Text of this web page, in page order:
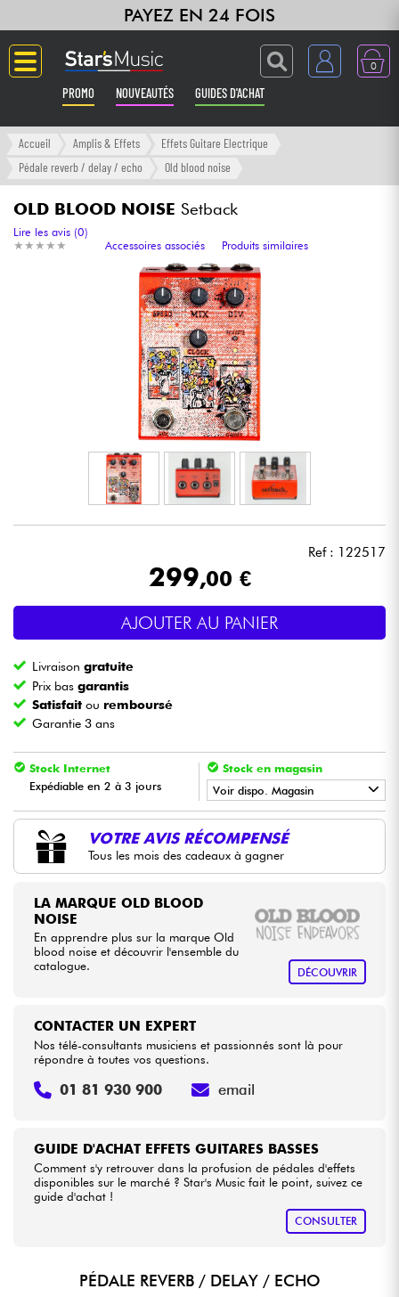
PAYEZ EN 24 FOIS
0
PROMO NOUVEAUTÉS GUIDES D'ACHAT
Langue
Amplis & Effets
Claviers & Pianos
Synthés & Sampleurs
Micros & HF
Eclairage
Vents
Eveil Musical
Câbles & Access.
Packs
Accueil Amplis & Effets
Effets Guitare Electrique
Pédale reverb / delay / echo
Old blood noise
OLD BLOOD NOISE Setback
★ ★ ★ ★ ★
★ ★ ★ ★ ★
Lire les avis (0)
Accessoires associés
Produits similaires
Ref : 122517
299,00 €
AJOUTER AU PANIER
Livraisongratuite
Prix basgarantis
Satisfait ou remboursé
Garantie 3 ans
Stock Internet
Expédiable en 2 à 3 jours
Stock en magasin
Voir dispo. Magasin
•
VOTRE AVIS RÉCOMPENSÉ
Tous les mois des cadeaux à gagner
LA MARQUE OLD BLOOD
NOISE
En apprendre plus sur la marque Old
blood noise et découvrir l'ensemble du
catalogue.
DÉCOUVRIR
GUIDE D'ACHAT EFFETS GUITARES BASSES
Comment s'y retrouver dans la profusion de pédales d'effets
disponibles sur le marché ? Star's Music fait le point, suivez ce
guide d'achat !
CONSULTER
CONTACTER UN EXPERT
Nos télé-consultants musiciens et passionnés sont là pour
répondre à toutes vos questions.
01 81 930 900 email
PÉDALE REVERB / DELAY / ECHO